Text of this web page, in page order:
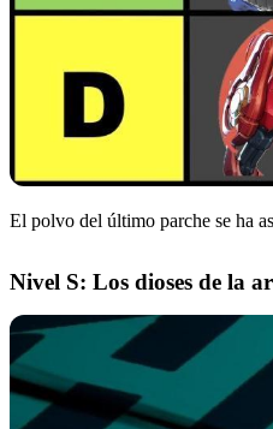
El polvo del último parche se ha
Nivel S: Los dioses de la